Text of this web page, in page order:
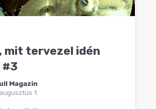
mit tervezel idén
#3
Magazin
1.